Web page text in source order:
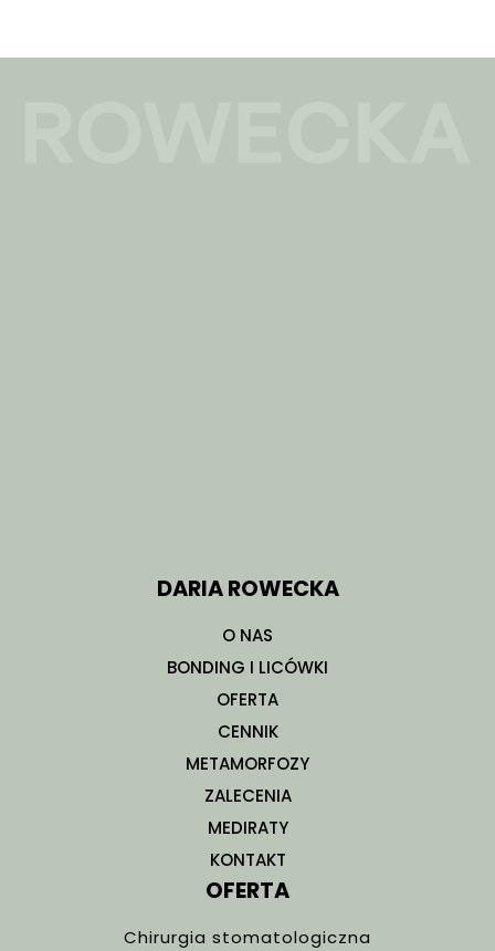
DARIA ROWECKA
O NAS
BONDING I LICÓWKI
OFERTA
CENNIK
METAMORFOZY
ZALECENIA
MEDIRATY
KONTAKT
OFERTA
Chirurgia stomatologiczna